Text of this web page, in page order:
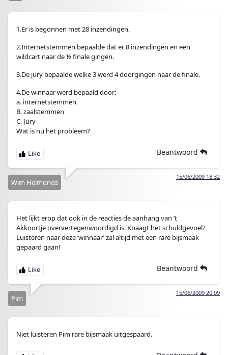
1.Er is begonnen met 28 inzendingen.
2.Internetstemmen bepaalde dat er 8 inzendingen en een
wildcart naar de ½ finale gingen.
3.De jury bepaalde welke 3 werd 4 doorgingen naar de finale.
4.De winnaar werd bepaald door:
a. internetstemmen
B. zaalstemmen
C. Jury
Wat is nu het probleem?
Beantwoord
15/06/2009 18:32
Wim Helmonds
Het lijkt erop dat ook in de reacties de aanhang van ’t
Akkoortje oververtegenwoordigd is. Knaagt het schuldgevoel?
Luisteren naar deze ‘winnaar’ zal altijd met een rare bijsmaak
gepaard gaan!
Beantwoord
15/06/2009 20:09
Pim
Niet luisteren Pim rare bijsmaak uitgespaard.